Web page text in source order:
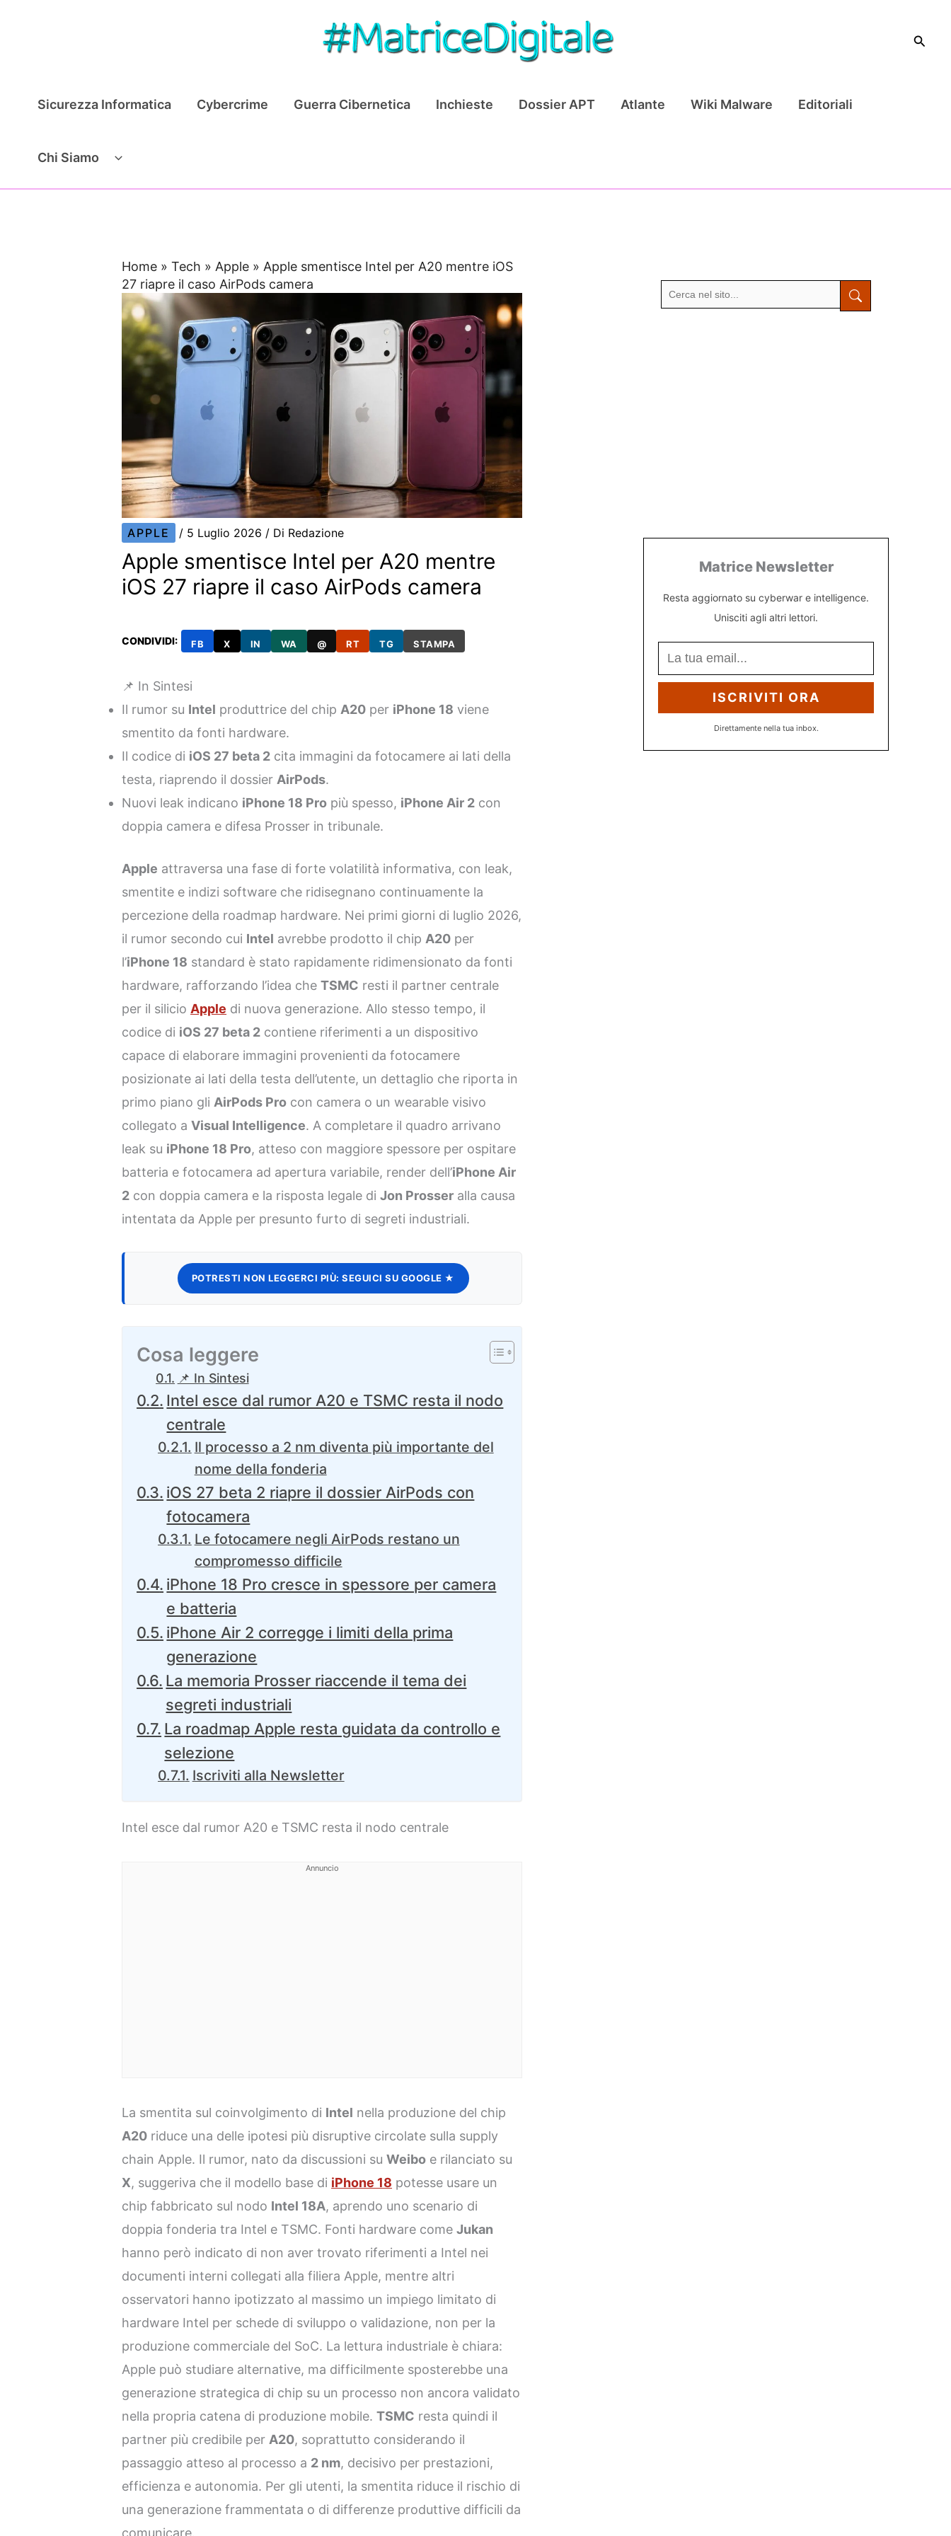
Cerca
Sicurezza Informatica Cybercrime Guerra Cibernetica Inchieste Dossier APT Atlante Wiki Malware Editoriali
Chi Siamo
Home »Tech » Apple » Apple smentisce Intel per A20 mentre iOS
27 riapre il caso AirPods camera
APPLE / 5 Luglio 2026 / Di Redazione
Apple smentisce Intel per A20 mentre
iOS 27 riapre il caso AirPods camera
CONDIVIDI: FB X IN WA @ RT TG STAMPA
📌 In Sintesi
Il rumor su Intel produttrice del chipA20 per iPhone 18 viene
smentito da fonti hardware.
Il codice di iOS 27 beta 2 cita immagini da fotocamere ai lati della
testa, riaprendo il dossierAirPods.
Nuovi leak indicano iPhone 18 Pro più spesso, iPhone Air 2 con
doppia camera e difesa Prosser in tribunale.
Apple attraversa una fase di forte volatilità informativa, con leak,
smentite e indizi software che ridisegnano continuamente la
percezione della roadmap hardware. Nei primi giorni di luglio 2026,
il rumor secondo cui Intel avrebbe prodotto il chipA20 per
l’iPhone 18 standard è stato rapidamente ridimensionato da fonti
hardware, rafforzando l’idea cheTSMC resti il partner centrale
per il silicioApple di nuova generazione. Allo stesso tempo, il
codice di iOS 27 beta 2 contiene riferimenti a un dispositivo
capace di elaborare immagini provenienti da fotocamere
posizionate ai lati della testa dell’utente, un dettaglio che riporta in
primo piano gliAirPods Pro con camera o un wearable visivo
collegato aVisual Intelligence. A completare il quadro arrivano
leak su iPhone 18 Pro, atteso con maggiore spessore per ospitare
batteria e fotocamera ad apertura variabile, render dell’iPhone Air
2 con doppia camera e la risposta legale diJon Prosser alla causa
intentata da Apple per presunto furto di segreti industriali.
POTRESTI NON LEGGERCI PIÙ: SEGUICI SU GOOGLE ★
Cosa leggere
📌 In Sintesi
Intel esce dal rumor A20 e TSMC resta il nodo
centrale
Il processo a 2 nm diventa più importante del
nome della fonderia
iOS 27 beta 2 riapre il dossier AirPods con
fotocamera
Le fotocamere negli AirPods restano un
compromesso difficile
iPhone 18 Pro cresce in spessore per camera
e batteria
iPhone Air 2 corregge i limiti della prima
generazione
La memoria Prosser riaccende il tema dei
segreti industriali
La roadmap Apple resta guidata da controllo e
selezione
Iscriviti alla Newsletter
Intel esce dal rumor A20 e TSMC resta il nodo centrale
Annuncio
La smentita sul coinvolgimento di Intel nella produzione del chip
A20 riduce una delle ipotesi più disruptive circolate sulla supply
chain Apple. Il rumor, nato da discussioni suWeibo e rilanciato su
X, suggeriva che il modello base di iPhone 18 potesse usare un
chip fabbricato sul nodo Intel 18A, aprendo uno scenario di
doppia fonderia tra Intel e TSMC. Fonti hardware comeJukan
hanno però indicato di non aver trovato riferimenti a Intel nei
documenti interni collegati alla filiera Apple, mentre altri
osservatori hanno ipotizzato al massimo un impiego limitato di
hardware Intel per schede di sviluppo o validazione, non per la
produzione commerciale del SoC. La lettura industriale è chiara:
Apple può studiare alternative, ma difficilmente sposterebbe una
generazione strategica di chip su un processo non ancora validato
nella propria catena di produzione mobile.TSMC resta quindi il
partner più credibile perA20, soprattutto considerando il
passaggio atteso al processo a 2 nm, decisivo per prestazioni,
efficienza e autonomia. Per gli utenti, la smentita riduce il rischio di
una generazione frammentata o di differenze produttive difficili da
Matrice Newsletter
Resta aggiornato su cyberwar e intelligence.
Unisciti agli altri lettori.
ISCRIVITI ORA
Direttamente nella tua inbox.